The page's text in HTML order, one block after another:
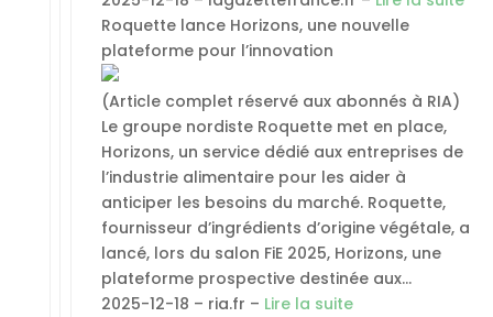
Roquette lance Horizons, une nouvelle
plateforme pour l’innovation
(Article complet réservé aux abonnés à RIA)
Le groupe nordiste Roquette met en place,
Horizons, un service dédié aux entreprises de
l’industrie alimentaire pour les aider à
anticiper les besoins du marché. Roquette,
fournisseur d’ingrédients d’origine végétale, a
lancé, lors du salon FiE 2025, Horizons, une
plateforme prospective destinée aux…
2025-12-18 – ria.fr – Lire la suite